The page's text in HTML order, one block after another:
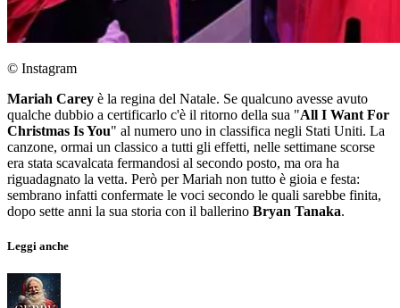
© Instagram
Mariah Carey è la regina del Natale. Se qualcuno avesse avuto
qualche dubbio a certificarlo c'è il ritorno della sua "All I Want For
Christmas Is You" al numero uno in classifica negli Stati Uniti. La
canzone, ormai un classico a tutti gli effetti, nelle settimane scorse
era stata scavalcata fermandosi al secondo posto, ma ora ha
riguadagnato la vetta. Però per Mariah non tutto è gioia e festa:
sembrano infatti confermate le voci secondo le quali sarebbe finita,
dopo sette anni la sua storia con il ballerino Bryan Tanaka.
Leggi anche